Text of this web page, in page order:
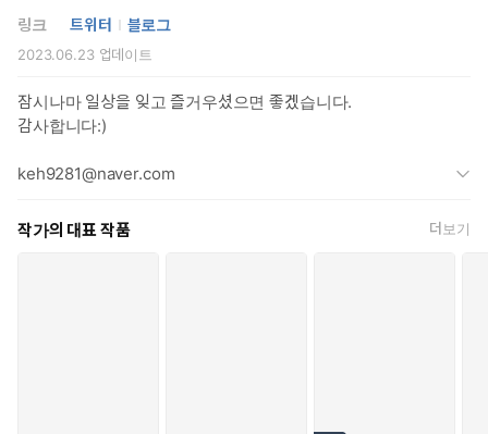
지이익―.
【만족스럽게 빨면 고기를 줄 거야. 그러지 못하면, 네가 원하는 음
【어…….】
철벅이는 야릇한 소리가 주방에 울려 퍼지고, 속절없이 시온의
링크 트위터 블로그
2023.06.23업데이트
잠시나마 일상을 잊고 즐거우셨으면 좋겠습니다.
감사합니다:)
keh9281@naver.com
작가의 대표 작품 더보기